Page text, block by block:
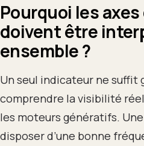
Pourquoi les axes
doivent être
ensemble ?
Un seul indicateur ne suffit
comprendre la visibilité
les moteurs génératifs.
disposer d’une bonne